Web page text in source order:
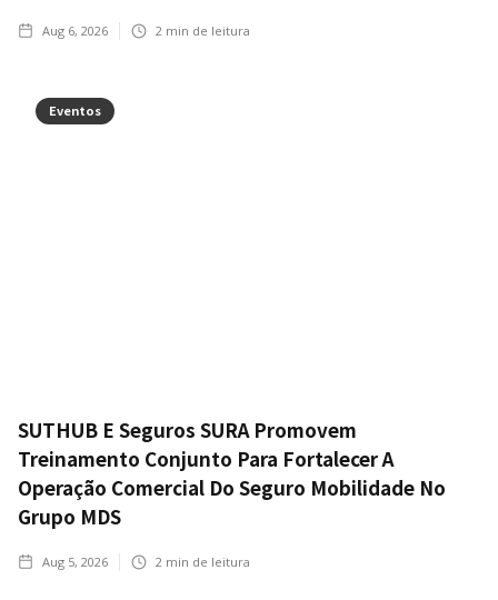
Aug 6, 2026 2 min de leitura
Eventos
SUTHUB E Seguros SURA Promovem
Treinamento Conjunto Para Fortalecer A
Operação Comercial Do Seguro Mobilidade No
Grupo MDS
Aug 5, 2026 2 min de leitura